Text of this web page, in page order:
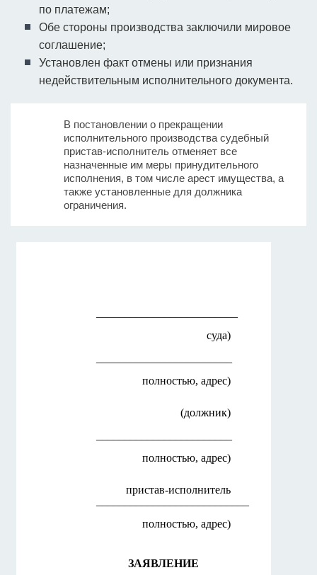
по платежам;
Обе стороны производства заключили мировое
соглашение;
Установлен факт отмены или признания
недействительным исполнительного документа.
В постановлении о прекращении
исполнительного производства судебный
пристав-исполнитель отменяет все
назначенные им меры принудительного
исполнения, в том числе арест имущества, а
также установленные для должника
ограничения.